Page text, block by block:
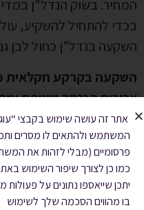
המחיר. בשוק הנדל”ן
בכדי להתחיל להשקיע,
השקעה בנדל”ן כחול לבן
השקעה בקרקע חקלאית
צריכים הכנסה שוטפת
להגדלת ההון העצמי
בואו נסתכל על דוגמאות
עשויה להתאים להם:
אתר זה עושה שימוש בקבצי
המשתמש ולהתאים לו מסרים
פרסומיים (מבלי לזהות את
כמו כן לצורך שיפור השימוש
יתכן שייאספו נתונים על
בו מהווים הסכמה שלך לשימוש